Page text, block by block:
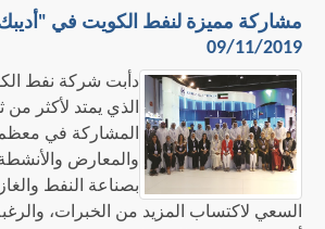
09/11/2019
​دأبت شركة نفط
الذي يمتد لأكثر من
المشاركة في
والمعارض
بصناعة النفط
السعي لاكتساب المزيد من الخبرات،